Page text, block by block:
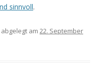
sinnvoll.
abgelegt am 22. September